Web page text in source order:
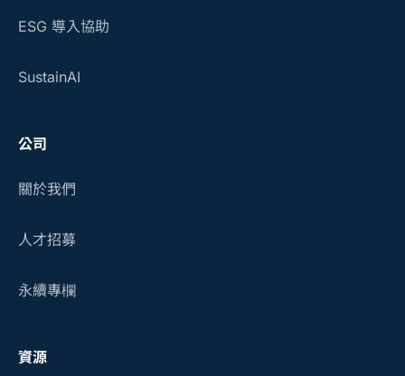
ESG 導入協助
SustainAI
公司
關於我們
人才招募
永續專欄
資源